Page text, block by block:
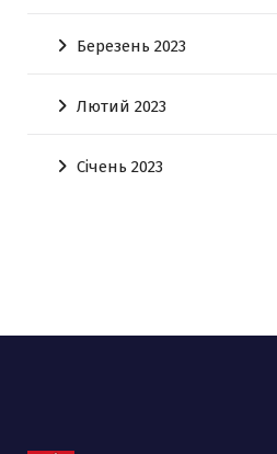
Березень 2023
Лютий 2023
Січень 2023